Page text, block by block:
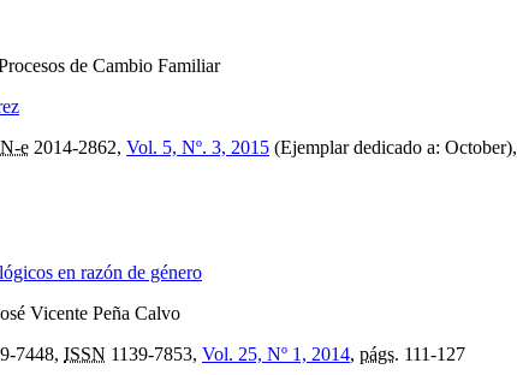
de Cambio Familiar
e 2014-2862, Vol. 5, Nº. 3, 2015 (Ejemplar dedicado a: October),
en razón de género
Vicente Peña Calvo
7448, ISSN 1139-7853, Vol. 25, Nº 1, 2014, págs. 111-127